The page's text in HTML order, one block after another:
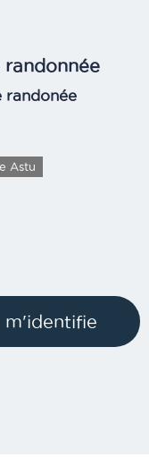
randonée
Astu
m'identifie